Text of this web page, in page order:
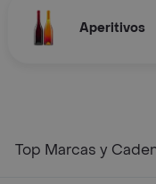
Aperitivos
Top Marcas y